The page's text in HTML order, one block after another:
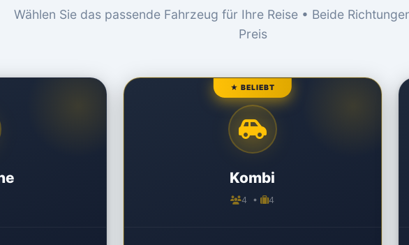
Wählen Sie das passende Fahrzeug für Ihre Reise • Beide
Preis
★ BELIEBT
Kombi
4 • 4